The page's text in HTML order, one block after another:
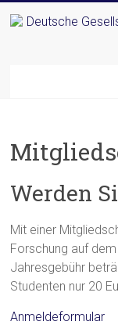
Inhalt
e.
V.
Werden
Mit einer
Forschung auf
Jahresgebühr
Studenten nur 20
Anmeldeformular